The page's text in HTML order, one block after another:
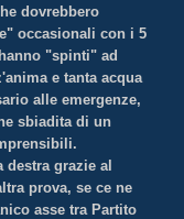
dovrebbero
occasionali con i 5
"spinti" ad
e tanta acqua
alle emergenze,
sbiadita di un
destra grazie al
prova, se ce ne
asse tra Partito